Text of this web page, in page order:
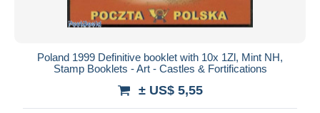
Poland 1999 Definitive booklet with 10x 1Zl, Mint NH,
Stamp Booklets - Art - Castles & Fortifications
± US$ 5,55